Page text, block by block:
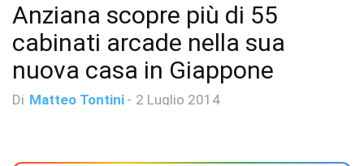
Anziana scopre più di 55
cabinati arcade nella sua
nuova casa in Giappone
Di Matteo Tontini - 2 Luglio 2014